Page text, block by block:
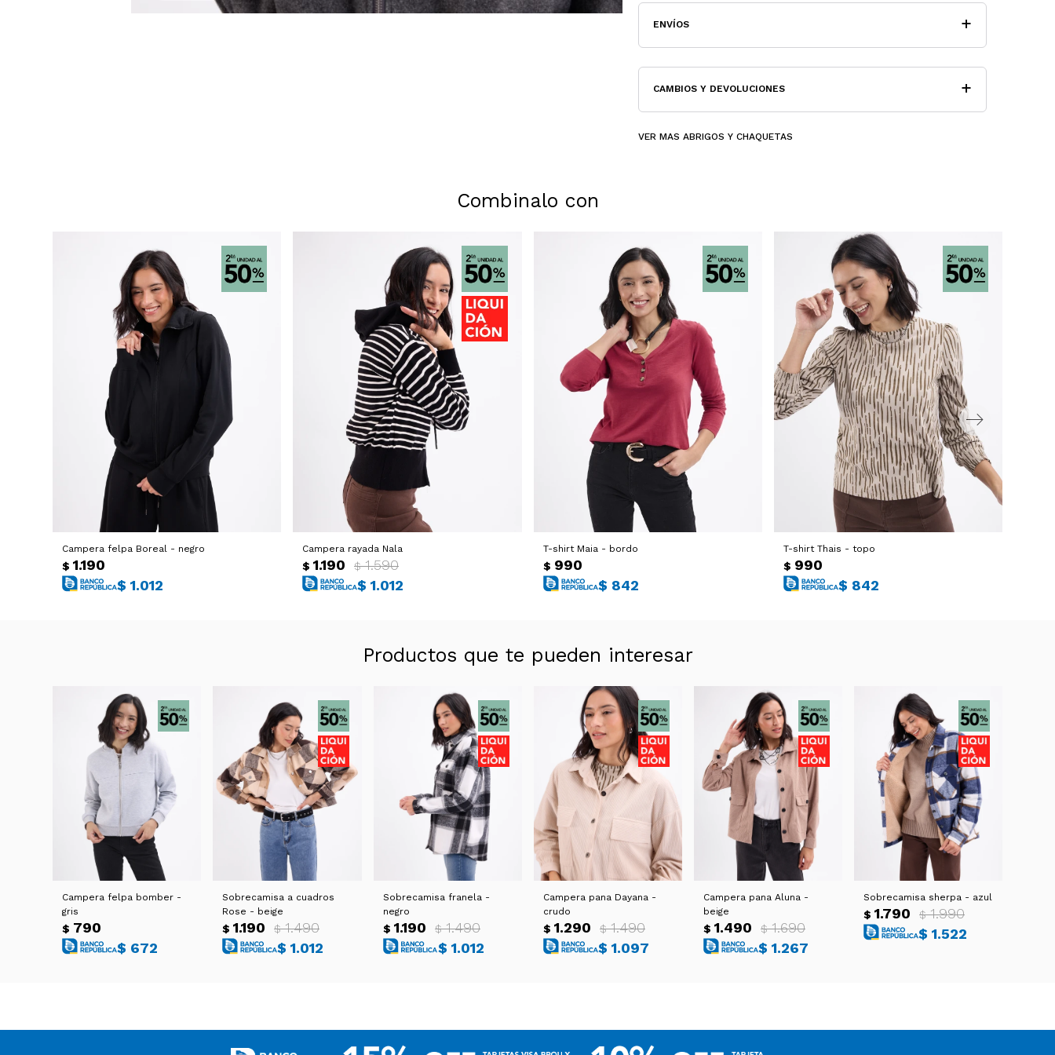
ENVÍOS
CAMBIOS Y DEVOLUCIONES
VER MAS ABRIGOS Y CHAQUETAS
Combinalo con
Campera felpa Boreal - negro
$ 1.190
$ 1.012
Campera rayada Nala
$ 1.190 $ 1.590
$ 1.012
T-shirt Maia - bordo
$ 990
$ 842
T-shirt Thais - topo
$ 990
$ 842
Productos que te pueden interesar
Campera felpa bomber -
gris
$ 790
$ 672
Sobrecamisa a cuadros
Rose - beige
$ 1.190 $ 1.490
$ 1.012
Sobrecamisa franela -
negro
$ 1.190 $ 1.490
$ 1.012
Campera pana Dayana -
crudo
$ 1.290 $ 1.490
$ 1.097
Campera pana Aluna -
beige
$ 1.490 $ 1.690
$ 1.267
Sobrecamisa sherpa - azul
$ 1.790 $ 1.990
$ 1.522